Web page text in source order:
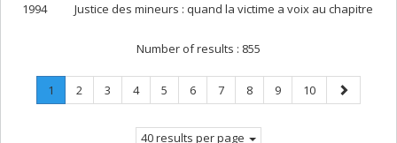
1994
Justice des mineurs : quand la victime a voix au chapitre
Number of results : 855
Page
1
Current
Page
2 Page
3 Page
4 Page
5 Page
6 Page
7 Page
8 Page
9 Page
10
Next
page
40 results per page